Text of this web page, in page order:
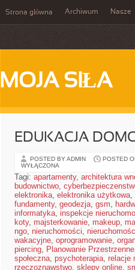
Strona główna Archiwum Nasze
MOJA SIŁA
EDUKACJA
POSTED BY ADMIN POSTED
WYŁĄCZONA
Tagi: apartamenty, architektura
budownictwo,
elektronika, elektronika użytkowa,
fundamenty, geodezja, gsm,
informatyka, inspekcje
koty, majsterkowanie, makeup,
ngo, nieruchomości,
wakacyjne, oprogramowanie,
piercing, Planowanie Przestrzenne
społeczna, psychoterapia, relacje
rzeczoznawstwo, sklepy online,